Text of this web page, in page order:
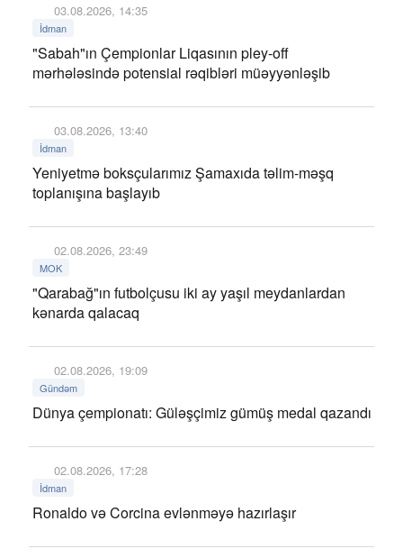
03.08.2026, 14:35
İdman
"Sabah"ın Çempionlar Liqasının pley-off
mərhələsində potensial rəqibləri müəyyənləşib
03.08.2026, 13:40
İdman
Yeniyetmə boksçularımız Şamaxıda təlim-məşq
toplanışına başlayıb
02.08.2026, 23:49
MOK
"Qarabağ"ın futbolçusu iki ay yaşıl meydanlardan
kənarda qalacaq
02.08.2026, 19:09
Gündəm
Dünya çempionatı: Güləşçimiz gümüş medal qazandı
02.08.2026, 17:28
İdman
Ronaldo və Corcina evlənməyə hazırlaşır